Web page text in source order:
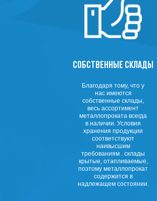
СОБСТВЕННЫЕ СКЛАДЫ
Благодаря тому, что у
нас имеются
собственные склады,
весь ассортимент
металлопроката всегда
в наличии. Условия
хранения продукции
соответствуют
наивысшим
требованиям . склады
крытые, отапливаемые,
поэтому металлопрокат
содержится в
надлежащем состоянии.